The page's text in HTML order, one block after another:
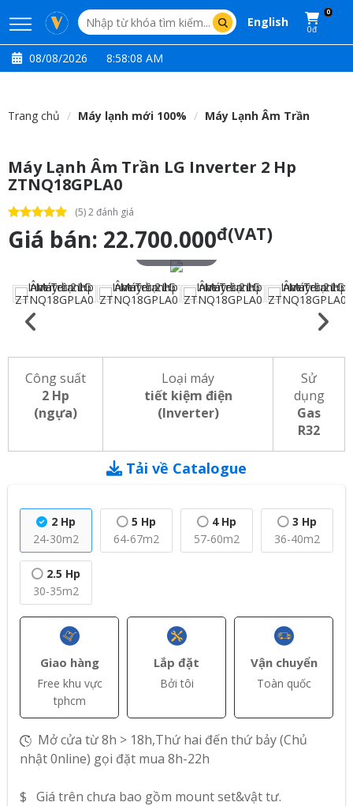
English
0
0đ
08/08/2026 8:58:09 AM
Trang chủ Máy lạnh mới 100% Máy Lạnh Âm Trần
Máy Lạnh Âm Trần LG Inverter 2 Hp
ZTNQ18GPLA0
(5) 2 đánh giá
Giá bán: 22.700.000đ(VAT)
Công suất
2 Hp
(ngựa)
Loại máy
tiết kiệm điện
(Inverter)
Sử
dụng
Gas
R32
Tải về Catalogue
2 Hp
24-30m2
5 Hp
64-67m2
4 Hp
57-60m2
3 Hp
36-40m2
2.5 Hp
30-35m2
Giao hàng
Free khu vực
tphcm
Lắp đặt
Bởi tôi
Vận chuyển
Toàn quốc
Mở cửa từ 8h > 18h,Thứ hai đến thứ bảy (Chủ
nhật 0nline) gọi đặt mua 8h-22h
$ Giá trên chưa bao gồm mount set&vật tư.